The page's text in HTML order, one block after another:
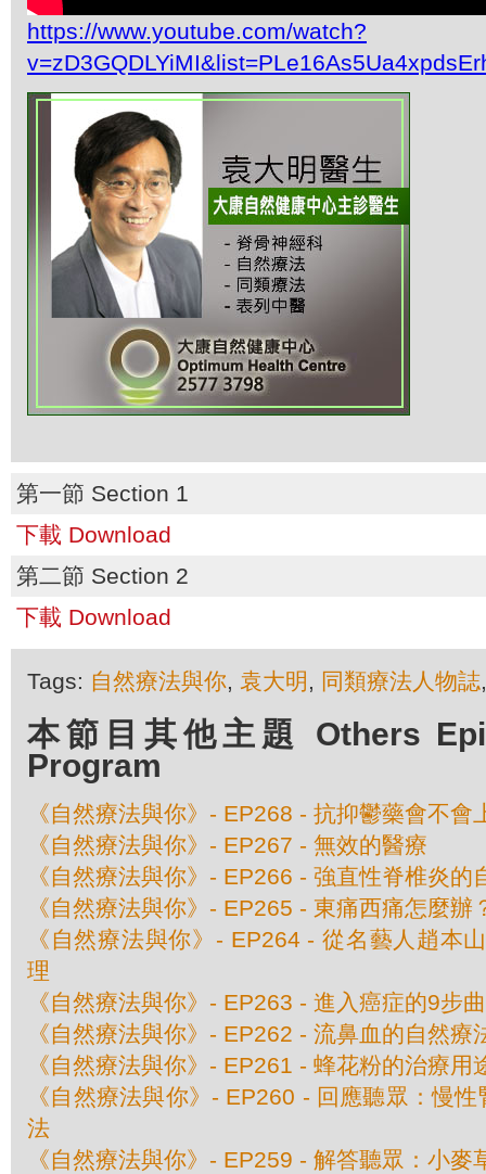
https://www.youtube.com/watch?
第一節 Section 1
下載 Download
第二節 Section 2
下載 Download
Tags: 自然療法與你, 袁大明 , 同類療法人物誌
本節目其他主題 Others
Program
《自然療法與你》- EP268 - 抗抑鬱藥會不會
《自然療法與你》- EP267 - 無效的醫療
《自然療法與你》- EP266 - 強直性脊椎炎的
《自然療法與你》- EP265 - 東痛西痛怎麼辦
《自然療法與你》- EP264 - 從名藝人趙本
理
《自然療法與你》- EP263 - 進入癌症的9步曲
《自然療法與你》- EP262 - 流鼻血的自然療
《自然療法與你》- EP261 - 蜂花粉的治療用
《自然療法與你》- EP260 - 回應聽眾：慢
法
《自然療法與你》- EP259 - 解答聽眾：小麥